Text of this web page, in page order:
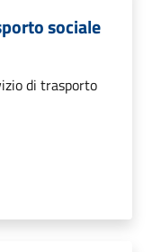
sociale
di trasporto